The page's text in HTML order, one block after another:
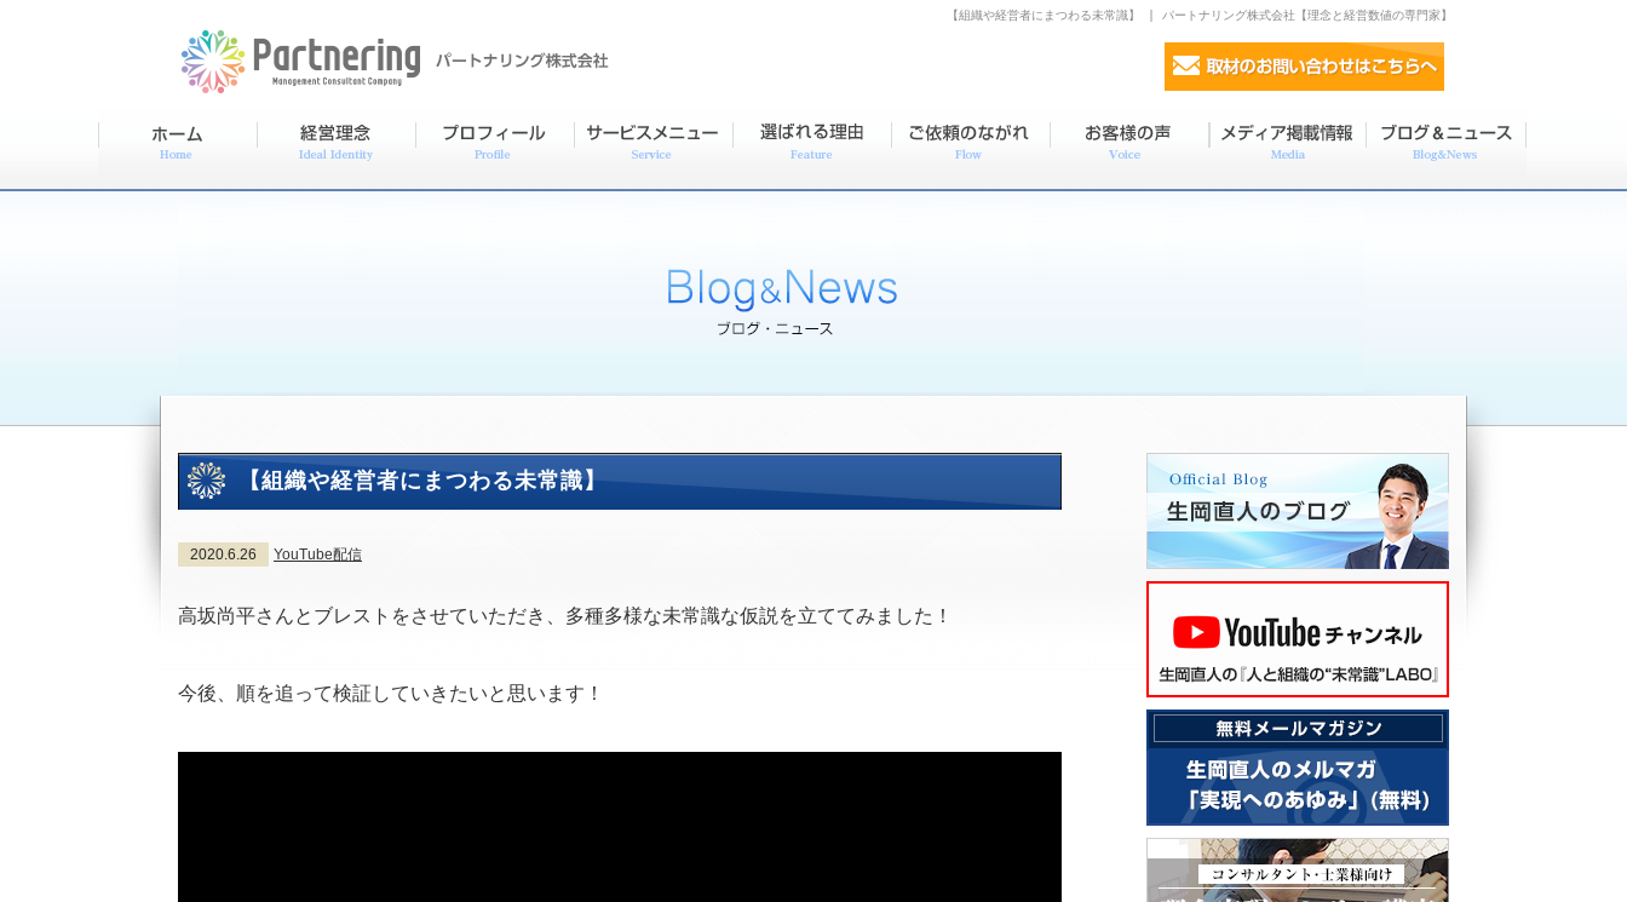
【組織や経営者にまつわる未常識】 | パートナリング株式会社【理念と経営数値の専門家】
【組織や経営者にまつわる未常識】
2020.6.26 YouTube配信
高坂尚平さんとブレストをさせていただき、多種多様な未常識な仮説を立ててみました！
今後、順を追って検証していきたいと思います！